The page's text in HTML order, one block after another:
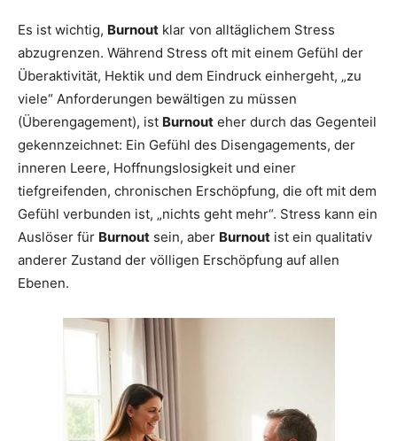
Es ist wichtig, Burnout klar von alltäglichem Stress
abzugrenzen. Während Stress oft mit einem Gefühl der
Überaktivität, Hektik und dem Eindruck einhergeht, „zu
viele“ Anforderungen bewältigen zu müssen
(Überengagement), ist Burnout eher durch das Gegenteil
gekennzeichnet: Ein Gefühl des Disengagements, der
inneren Leere, Hoffnungslosigkeit und einer
tiefgreifenden, chronischen Erschöpfung, die oft mit dem
Gefühl verbunden ist, „nichts geht mehr“. Stress kann ein
Auslöser für Burnout sein, aber Burnout ist ein qualitativ
anderer Zustand der völligen Erschöpfung auf allen
Ebenen.